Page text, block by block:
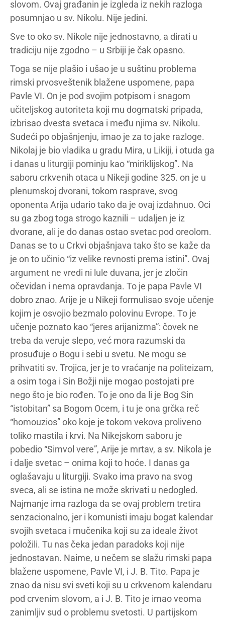
slovom. Ovaj građanin je izgleda iz nekih razloga
posumnjao u sv. Nikolu. Nije jedini.
Sve to oko sv. Nikole nije jednostavno, a dirati u
tradiciju nije zgodno – u Srbiji je čak opasno.
Toga se nije plašio i ušao je u suštinu problema
rimski prvosveštenik blažene uspomene, papa
Pavle VI. On je pod svojim potpisom i snagom
učiteljskog autoriteta koji mu dogmatski pripada,
izbrisao dvesta svetaca i među njima sv. Nikolu.
Sudeći po objašnjenju, imao je za to jake razloge.
Nikolaj je bio vladika u gradu Mira, u Likiji, i otuda ga
i danas u liturgiji pominju kao “miriklijskog”. Na
saboru crkvenih otaca u Nikeji godine 325. on je u
plenumskoj dvorani, tokom rasprave, svog
oponenta Arija udario tako da je ovaj izdahnuo. Oci
su ga zbog toga strogo kaznili – udaljen je iz
dvorane, ali je do danas ostao svetac pod oreolom.
Danas se to u Crkvi objašnjava tako što se kaže da
je on to učinio “iz velike revnosti prema istini”. Ovaj
argument ne vredi ni lule duvana, jer je zločin
očevidan i nema opravdanja. To je papa Pavle VI
dobro znao. Arije je u Nikeji formulisao svoje učenje
kojim je osvojio bezmalo polovinu Evrope. To je
učenje poznato kao “jeres arijanizma”: čovek ne
treba da veruje slepo, već mora razumski da
prosuđuje o Bogu i sebi u svetu. Ne mogu se
prihvatiti sv. Trojica, jer je to vraćanje na politeizam,
a osim toga i Sin Božji nije mogao postojati pre
nego što je bio rođen. To je ono da li je Bog Sin
“istobitan” sa Bogom Ocem, i tu je ona grčka reč
“homouzios” oko koje je tokom vekova proliveno
toliko mastila i krvi. Na Nikejskom saboru je
pobedio “Simvol vere”, Arije je mrtav, a sv. Nikola je
i dalje svetac – onima koji to hoće. I danas ga
oglašavaju u liturgiji. Svako ima pravo na svog
sveca, ali se istina ne može skrivati u nedogled.
Najmanje ima razloga da se ovaj problem tretira
senzacionalno, jer i komunisti imaju bogat kalendar
svojih svetaca i mučenika koji su za ideale život
položili. Tu nas čeka jedan paradoks koji nije
jednostavan. Naime, u nečem se slažu rimski papa
blažene uspomene, Pavle VI, i J. B. Tito. Papa je
znao da nisu svi sveti koji su u crkvenom kalendaru
pod crvenim slovom, a i J. B. Tito je imao veoma
zanimljiv sud o problemu svetosti. U partijskom